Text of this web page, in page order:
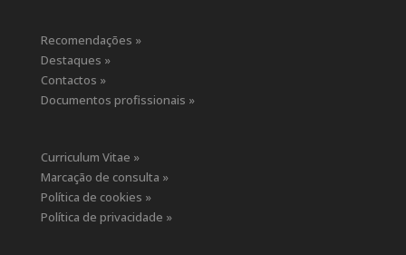
Recomendações »
Destaques »
Contactos »
Documentos profissionais »
Curriculum Vitae »
Marcação de consulta »
Política de cookies »
Política de privacidade »